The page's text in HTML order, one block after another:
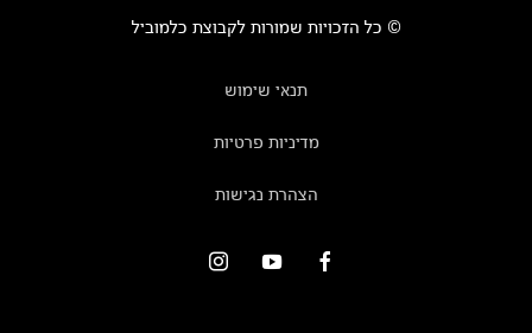
© כל הזכויות שמורות לקבוצת כלמוביל
תנאי שימוש
מדיניות פרטיות
הצהרת נגישות